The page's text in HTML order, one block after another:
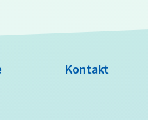
Kontakt